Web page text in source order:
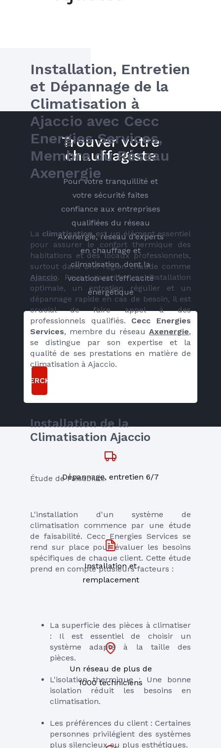
Installation, Entretien
et Dépannage de la
Climatisation à
Ajaccio avec Cecc
Energies Services,
Membre du Réseau
Axenergie
La climatisation est un élément essentiel
pour assurer le confort thermique des
habitations et des locaux professionnels,
Ajaccio. Pour  garantir une installation
optimale, un entretien régulier et un
dépannage rapide en cas de besoin, il est
crucial de faire appel à des
professionnels qualifiés. Cecc Energies
Services, membre du réseau Axenergie,
se distingue par son expertise et la
qualité de ses prestations en matière de
climatisation à Ajaccio.
Installation de la
Climatisation Ajaccio
Étude de Faisabilité
L'installation d'un système de
climatisation commence par une étude
de faisabilité. Cecc Energies Services se
rend sur place pour évaluer les besoins
spécifiques de chaque client. Cette étude
prend en compte plusieurs facteurs :
La superficie des pièces à climatiser
: Il est essentiel de choisir un
système adapté à la taille des
pièces.
L'isolation thermique : Une bonne
isolation réduit les besoins en
climatisation.
Les préférences du client : Certaines
personnes privilégient des systèmes
plus silencieux ou plus esthétiques.
Trouver votre
chauffagiste
Pour votre tranquillité et
votre sécurité faites
confiance aux entreprises
qualifiées du réseau
Axenergie, réseau d’experts
en chauffage et
climatisation, dont la
vocation est l’efficacité
énergétique
RECHERCHER
Dépannage, entretien 6/7
Installation et
remplacement
Un réseau de plus de
1000 techniciens